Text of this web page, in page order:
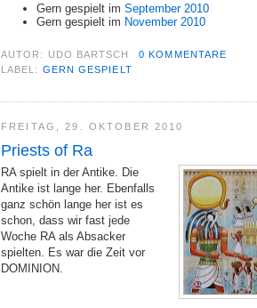
Gern gespielt im September 2010
Gern gespielt im November 2010
AUTOR: UDO BARTSCH
0 KOMMENTARE
LABEL: GERN GESPIELT
FREITAG, 29. OKTOBER 2010
Priests of Ra
RA spielt in der Antike. Die
Antike ist lange her. Ebenfalls
ganz schön lange her ist es
schon, dass wir fast jede
Woche RA als Absacker
spielten. Es war die Zeit vor
DOMINION.